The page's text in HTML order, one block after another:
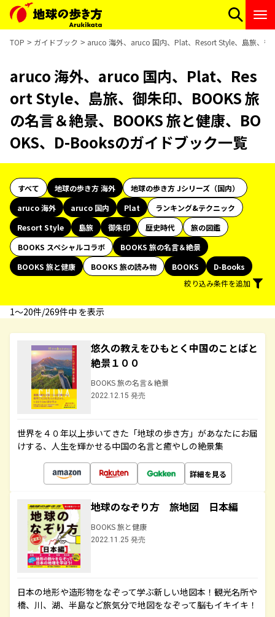
TOP ガイドブック aruco 海外、aruco 国内、Plat、Resort Style、島旅、御
aruco 海外、aruco 国内、Plat、Res
ort Style、島旅、御朱印、BOOKS 旅
の名言＆絶景、BOOKS 旅と健康、BO
OKS、D-Booksのガイドブック一覧
すべて 地球の歩き方 海外
地球の歩き方 Jシリーズ（国内）
aruco 海外
aruco 国内 Plat
ランキング&テクニック
Resort Style
島旅 御朱印 歴史時代
旅の図鑑
BOOKS スペシャルコラボ
BOOKS 旅の名言＆絶景
BOOKS 旅と健康
BOOKS 旅の読み物 BOOKS
D-Books
絞り込み条件を追加
1〜20件/269件中 を表示
悠久の教えをひもとく中国のことばと
絶景１００
BOOKS 旅の名言＆絶景
2022.12.15 発売
世界を４０年以上歩いてきた「地球の歩き方」があなたにお届
けする、人生を輝かせる中国の名言と癒やしの絶景集
詳細を見る
地球のなぞり方 旅地図 日本編
BOOKS 旅と健康
2022.11.25 発売
日本の地形や造形物をなぞって学ぶ新しい地図本！観光名所や
橋、川、湖、半島など旅気分で地図をなぞって脳もイキイキ！